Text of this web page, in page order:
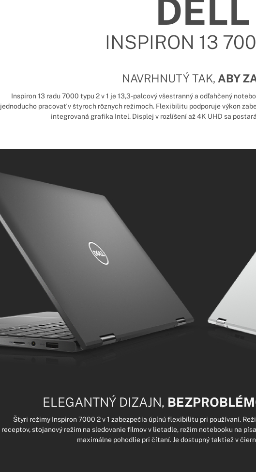
DELL
INSPIRON 13
NAVRHNUTÝ TAK, ABY
Inspiron 13 radu 7000 typu 2 v 1 je 13,3-palcový všestranný a odľahčený
jednoducho pracovať v štyroch rôznych režimoch. Flexibilitu podporuje výkon
integrovaná grafika Intel. Displej v rozlíšení až 4K UHD sa
ELEGANTNÝ DIZAJN,
Štyri režimy Inspiron 7000 2 v 1 zabezpečia úplnú flexibilitu pri používaní.
receptov, stojanový režim na sledovanie filmov v lietadle, režim notebooku na
maximálne pohodlie pri čítaní. Je dostupný taktiež v